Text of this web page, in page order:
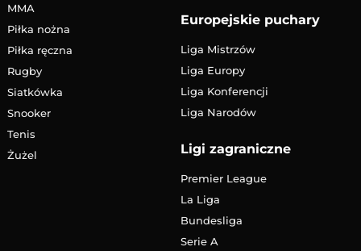
MMA
Piłka nożna
Piłka ręczna
Rugby
Siatkówka
Snooker
Tenis
Żużel
Europejskie puchary
Liga Mistrzów
Liga Europy
Liga Konferencji
Liga Narodów
Ligi zagraniczne
Premier League
La Liga
Bundesliga
Serie A